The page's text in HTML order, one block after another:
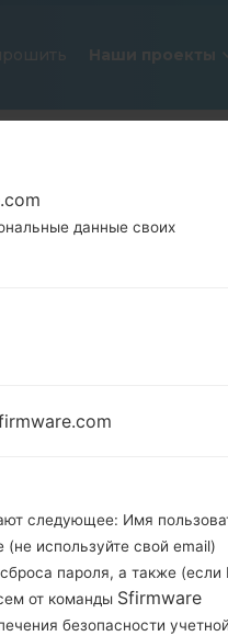
Наши проекты
прошивки
ли номер модели
Продукт
MODEM версия
Jelly Bean 4.1.2.
данные своих
следующее: Имя
используйте свой email)
пароля, а также (если
от команды Sfirmware
безопасности учетной